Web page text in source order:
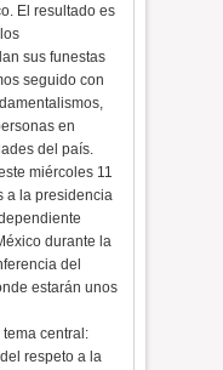
El resultado es
sus funestas
seguido con
en
del país.
miércoles 11
a la presidencia
durante la
del
estarán unos
central:
respeto a la